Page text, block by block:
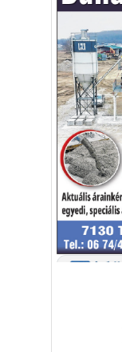
Kaktusz
A